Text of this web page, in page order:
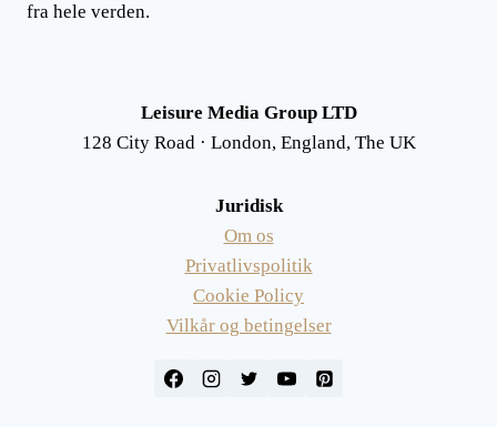
fra hele verden.
Leisure Media Group LTD
128 City Road · London, England, The UK
Juridisk
Om os
Privatlivspolitik
Cookie Policy
Vilkår og betingelser